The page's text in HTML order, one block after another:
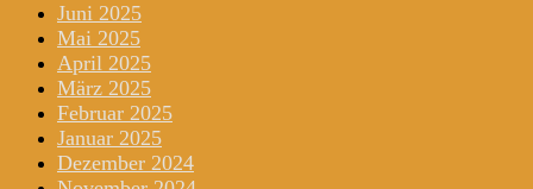
Juni 2025
Mai 2025
April 2025
März 2025
Februar 2025
Januar 2025
Dezember 2024